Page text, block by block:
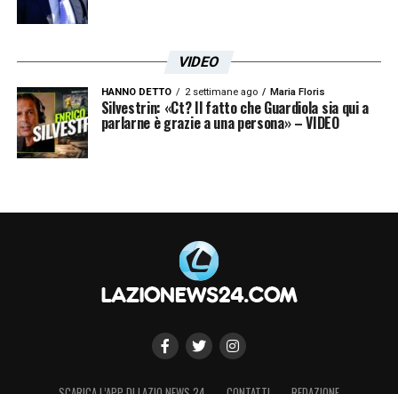
VIDEO
HANNO DETTO 2 settimane ago Maria Floris
Silvestrin: «Ct? Il fatto che Guardiola sia qui a
parlarne è grazie a una persona» – VIDEO